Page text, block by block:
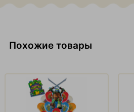
Похожие товары